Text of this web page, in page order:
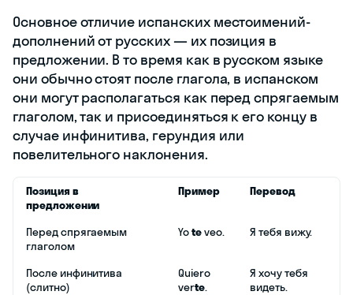
Основное отличие испанских местоимений-
дополнений от русских — их позиция в
предложении. В то время как в русском языке
они обычно стоят после глагола, в испанском
они могут располагаться как перед спрягаемым
глаголом, так и присоединяться к его концу в
случае инфинитива, герундия или
повелительного наклонения.
Позиция в
предложении
Пример Перевод
Перед спрягаемым
глаголом
Yoteveo. Я тебя вижу.
После инфинитива
(слитно)
Quiero
verte.
Я хочу тебя
видеть.